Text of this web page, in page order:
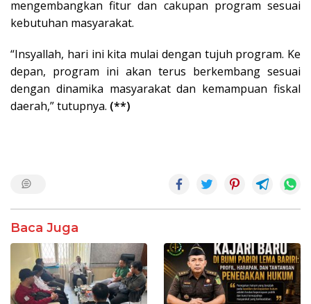
mengembangkan fitur dan cakupan program sesuai
kebutuhan masyarakat.
“Insyallah, hari ini kita mulai dengan tujuh program. Ke
depan, program ini akan terus berkembang sesuai
dengan dinamika masyarakat dan kemampuan fiskal
daerah,” tutupnya. (**)
Baca Juga